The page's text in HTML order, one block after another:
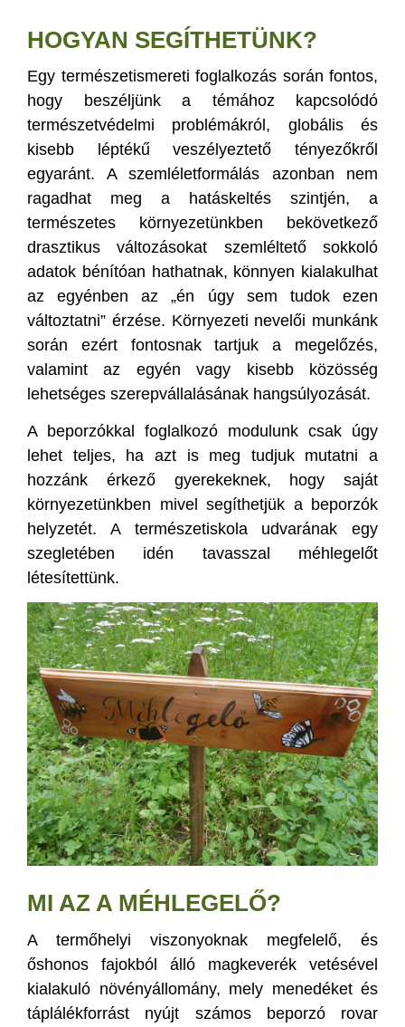
HOGYAN SEGÍTHETÜNK?
Egy természetismereti foglalkozás során fontos,
hogy beszéljünk a témához kapcsolódó
természetvédelmi problémákról, globális és
kisebb léptékű veszélyeztető tényezőkről
egyaránt. A szemléletformálás azonban nem
ragadhat meg a hatáskeltés szintjén, a
természetes környezetünkben bekövetkező
drasztikus változásokat szemléltető sokkoló
adatok bénítóan hathatnak, könnyen kialakulhat
az egyénben az „én úgy sem tudok ezen
változtatni” érzése. Környezeti nevelői munkánk
során ezért fontosnak tartjuk a megelőzés,
valamint az egyén vagy kisebb közösség
lehetséges szerepvállalásának hangsúlyozását.
A beporzókkal foglalkozó modulunk csak úgy
lehet teljes, ha azt is meg tudjuk mutatni a
hozzánk érkező gyerekeknek, hogy saját
környezetünkben mivel segíthetjük a beporzók
helyzetét. A természetiskola udvarának egy
szegletében idén tavasszal méhlegelőt
létesítettünk.
MI AZ A MÉHLEGELŐ?
A termőhelyi viszonyoknak megfelelő, és
őshonos fajokból álló magkeverék vetésével
kialakuló növényállomány, mely menedéket és
táplálékforrást nyújt számos beporzó rovar